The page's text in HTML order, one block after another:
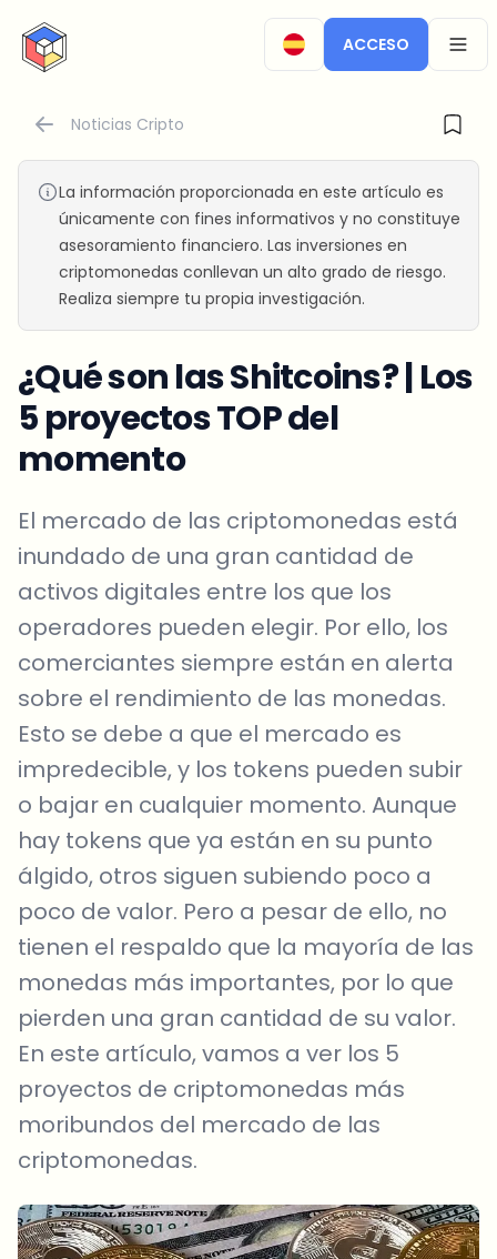
CryptoTicker
ACCESO
Noticias Cripto
La información proporcionada en este artículo es
únicamente con fines informativos y no constituye
asesoramiento financiero. Las inversiones en
criptomonedas conllevan un alto grado de riesgo.
Realiza siempre tu propia investigación.
¿Qué son las Shitcoins? | Los
5 proyectos TOP del
momento
El mercado de las criptomonedas está
inundado de una gran cantidad de
activos digitales entre los que los
operadores pueden elegir. Por ello, los
comerciantes siempre están en alerta
sobre el rendimiento de las monedas.
Esto se debe a que el mercado es
impredecible, y los tokens pueden subir
o bajar en cualquier momento. Aunque
hay tokens que ya están en su punto
álgido, otros siguen subiendo poco a
poco de valor. Pero a pesar de ello, no
tienen el respaldo que la mayoría de las
monedas más importantes, por lo que
pierden una gran cantidad de su valor.
En este artículo, vamos a ver los 5
proyectos de criptomonedas más
moribundos del mercado de las
criptomonedas.